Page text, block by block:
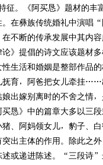
。《阿买恳》题材的丰
。在彝族传统婚礼中演唱
在不断的传承发展中其内
》提倡的诗文应该题材
性生活和婚姻是整部作品
抚育，阿爸把女儿牵挂……
嫁别离时的不舍之情，
》中的篇章大多以三段
、阿妈领女儿，豹子、
出主体的作用。除此之
述或递进陈述。“三段诗